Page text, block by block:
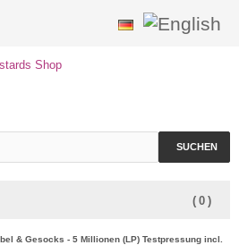
SUCHEN
( 0 )
& Gesocks - 5 Millionen (LP) Testpressung incl.